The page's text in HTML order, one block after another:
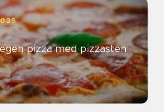
pizza med pizzasten